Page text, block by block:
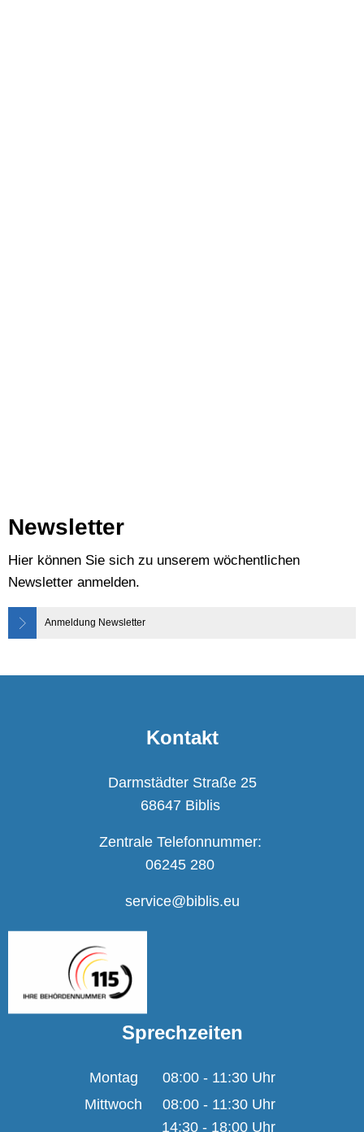
Newsletter
Hier können Sie sich zu unserem wöchentlichen
Newsletter anmelden.
Anmeldung Newsletter
Kontakt
Darmstädter Straße 25
68647 Biblis
Zentrale Telefonnummer:
06245 280
service@biblis.eu
Sprechzeiten
Montag 08:00- 11:30Uhr
Von 08:00 bis 11:30
Mittwoch 08:00- 11:30Uhr
Von 08:00 bis 11:30
14:30 - 18:00 Uhr